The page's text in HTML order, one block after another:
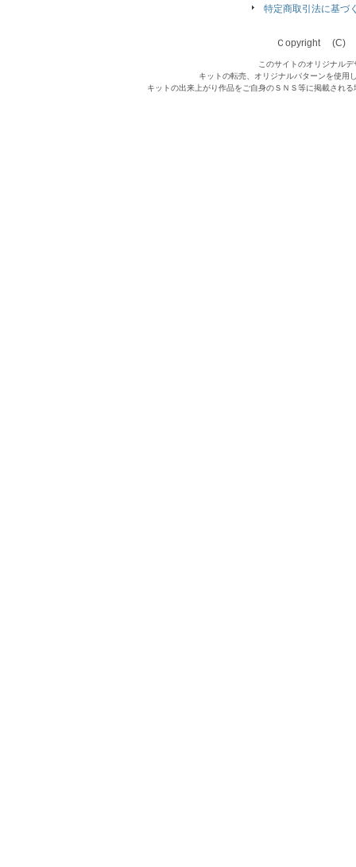
特定商取引法に基づ
Ｃopyright (C)
このサイトのオリジナル
キットの転売、オリジナルパターンを使用
キットの出来上がり作品をご自身のＳＮＳ等に掲載され